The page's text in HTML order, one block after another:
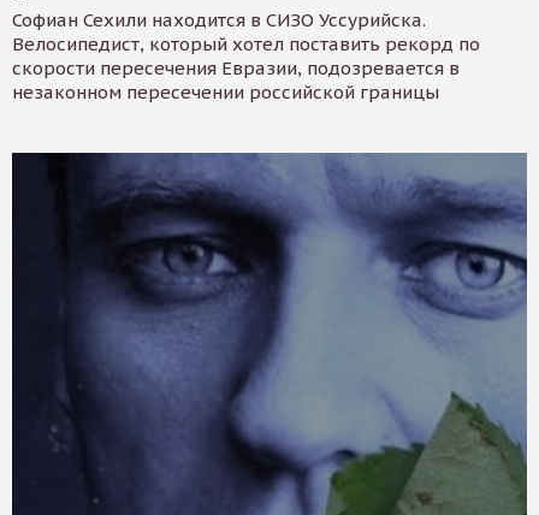
Софиан Сехили находится в СИЗО Уссурийска.
Велосипедист, который хотел поставить рекорд по
скорости пересечения Евразии, подозревается в
незаконном пересечении российской границы